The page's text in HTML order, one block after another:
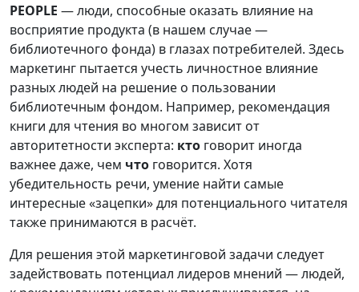
PEOPLE — люди, способные оказать влияние на
восприятие продукта (в нашем случае —
библиотечного фонда) в глазах потребителей. Здесь
маркетинг пытается учесть личностное влияние
разных людей на решение о пользовании
библиотечным фондом. Например, рекомендация
книги для чтения во многом зависит от
авторитетности эксперта: ктo говорит иногда
важнее даже, чем чтo говорится. Хотя
убедительность речи, умение найти самые
интересные «зацепки» для потенциального читателя
также принимаются в расчёт.
Для решения этой маркетинговой задачи следует
задействовать потенциал лидеров мнений — людей,